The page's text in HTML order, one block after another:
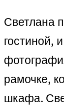
Светлана
гостиной,
рамочке,
шкафа.